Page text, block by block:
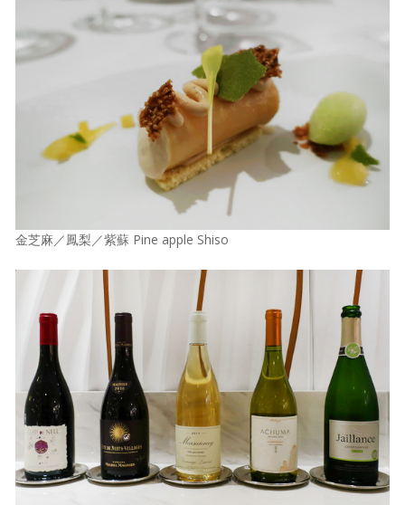
金芝麻／鳳梨／紫蘇 Pine apple Shiso